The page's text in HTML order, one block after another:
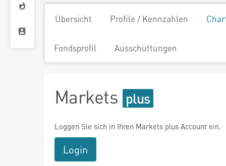
Übersicht Profile / Kennzahlen
Fondsprofil Ausschüttungen
Markets
Loggen Sie sich in Ihren Markets plus Account ein.
Login